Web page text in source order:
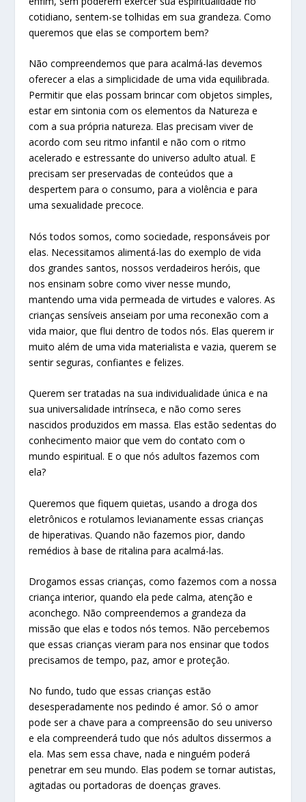
cotidiano, sentem-se tolhidas em sua grandeza. Como
queremos que elas se comportem bem?
Não compreendemos que para acalmá-las devemos
oferecer a elas a simplicidade de uma vida equilibrada.
Permitir que elas possam brincar com objetos simples,
estar em sintonia com os elementos da Natureza e
com a sua própria natureza. Elas precisam viver de
acordo com seu ritmo infantil e não com o ritmo
acelerado e estressante do universo adulto atual. E
precisam ser preservadas de conteúdos que a
despertem para o consumo, para a violência e para
uma sexualidade precoce.
Nós todos somos, como sociedade, responsáveis por
elas. Necessitamos alimentá-las do exemplo de vida
dos grandes santos, nossos verdadeiros heróis, que
nos ensinam sobre como viver nesse mundo,
mantendo uma vida permeada de virtudes e valores. As
crianças sensíveis anseiam por uma reconexão com a
vida maior, que flui dentro de todos nós. Elas querem ir
muito além de uma vida materialista e vazia, querem se
sentir seguras, confiantes e felizes.
Querem ser tratadas na sua individualidade única e na
sua universalidade intrínseca, e não como seres
nascidos produzidos em massa. Elas estão sedentas do
conhecimento maior que vem do contato com o
mundo espiritual. E o que nós adultos fazemos com
ela?
Queremos que fiquem quietas, usando a droga dos
eletrônicos e rotulamos levianamente essas crianças
de hiperativas. Quando não fazemos pior, dando
remédios à base de ritalina para acalmá-las.
Drogamos essas crianças, como fazemos com a nossa
criança interior, quando ela pede calma, atenção e
aconchego. Não compreendemos a grandeza da
missão que elas e todos nós temos. Não percebemos
que essas crianças vieram para nos ensinar que todos
precisamos de tempo, paz, amor e proteção.
No fundo, tudo que essas crianças estão
desesperadamente nos pedindo é amor. Só o amor
pode ser a chave para a compreensão do seu universo
e ela compreenderá tudo que nós adultos dissermos a
ela. Mas sem essa chave, nada e ninguém poderá
penetrar em seu mundo. Elas podem se tornar autistas,
agitadas ou portadoras de doenças graves.